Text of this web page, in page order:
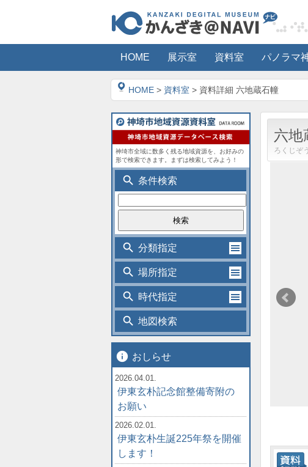
HOME 展示室 資料室 パノラマ
HOME > 資料室 > 資料詳細 六地蔵石幢
六地
ろくじぞ
神埼市全域に数多く残る地域資源を、お好みの
形で検索できます。まずは検索してみよう！
search 条件検索
search 分類指定
search 場所指定
search 時代指定
search 地図検索
info おしらせ
2026.04.01.
伊東玄朴記念館整備寄附の
お願い
2026.02.01.
伊東玄朴生誕225年祭を開催
します！